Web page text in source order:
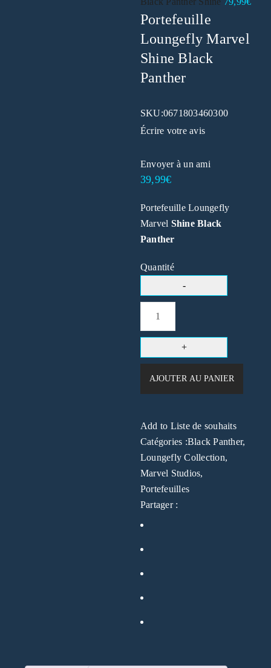
Portefeuille
Loungefly Marvel
Shine Black
Panther
SKU:0671803460300
Écrire votre avis
Envoyer à un ami
39,99€
Portefeuille Loungefly
Marvel Shine Black
Panther
Quantité
AJOUTER AU PANIER
Add to Liste de souhaits
Catégories :Black Panther,
Loungefly Collection,
Marvel Studios,
Portefeuilles
Partager :